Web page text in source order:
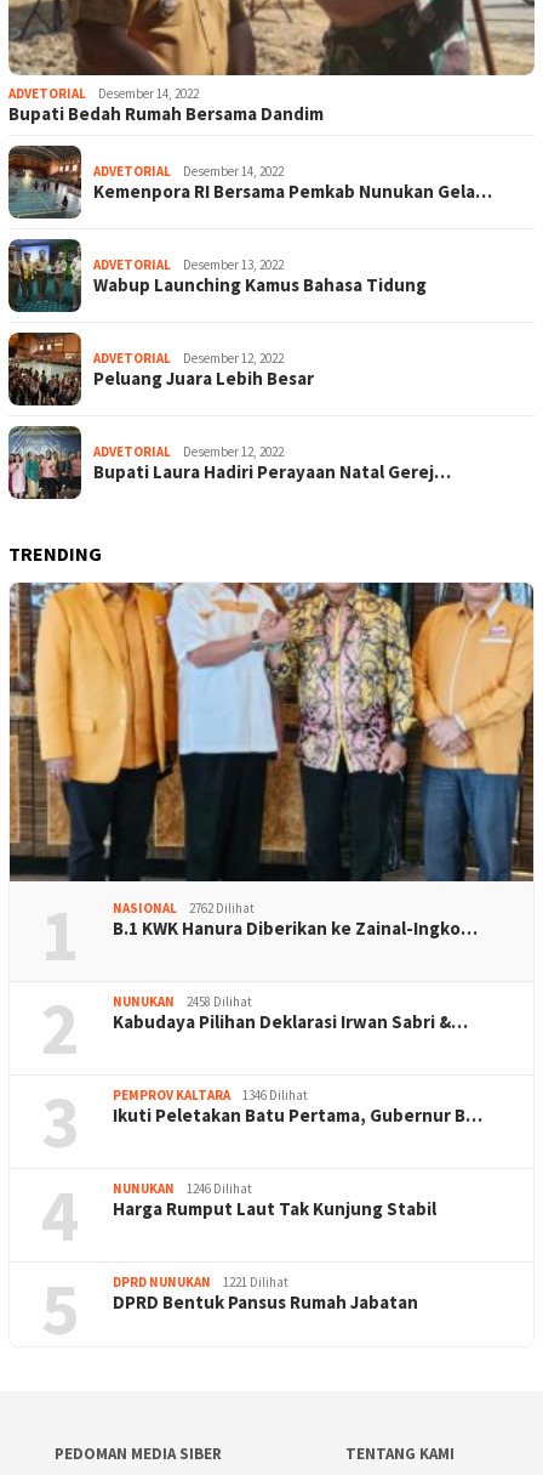
ADVETORIAL Desember 14, 2022
Bupati Bedah Rumah Bersama Dandim
ADVETORIAL Desember 14, 2022
Kemenpora RI Bersama Pemkab Nunukan Gela…
ADVETORIAL Desember 13, 2022
Wabup Launching Kamus Bahasa Tidung
ADVETORIAL Desember 12, 2022
Peluang Juara Lebih Besar
ADVETORIAL Desember 12, 2022
Bupati Laura Hadiri Perayaan Natal Gerej…
TRENDING
1 NASIONAL 2762 Dilihat
B.1 KWK Hanura Diberikan ke Zainal-Ingko…
2 NUNUKAN 2458 Dilihat
Kabudaya Pilihan Deklarasi Irwan Sabri &…
3 PEMPROV KALTARA 1346 Dilihat
Ikuti Peletakan Batu Pertama, Gubernur B…
4 NUNUKAN 1246 Dilihat
Harga Rumput Laut Tak Kunjung Stabil
5 DPRD NUNUKAN 1221 Dilihat
DPRD Bentuk Pansus Rumah Jabatan
PEDOMAN MEDIA SIBER TENTANG KAMI